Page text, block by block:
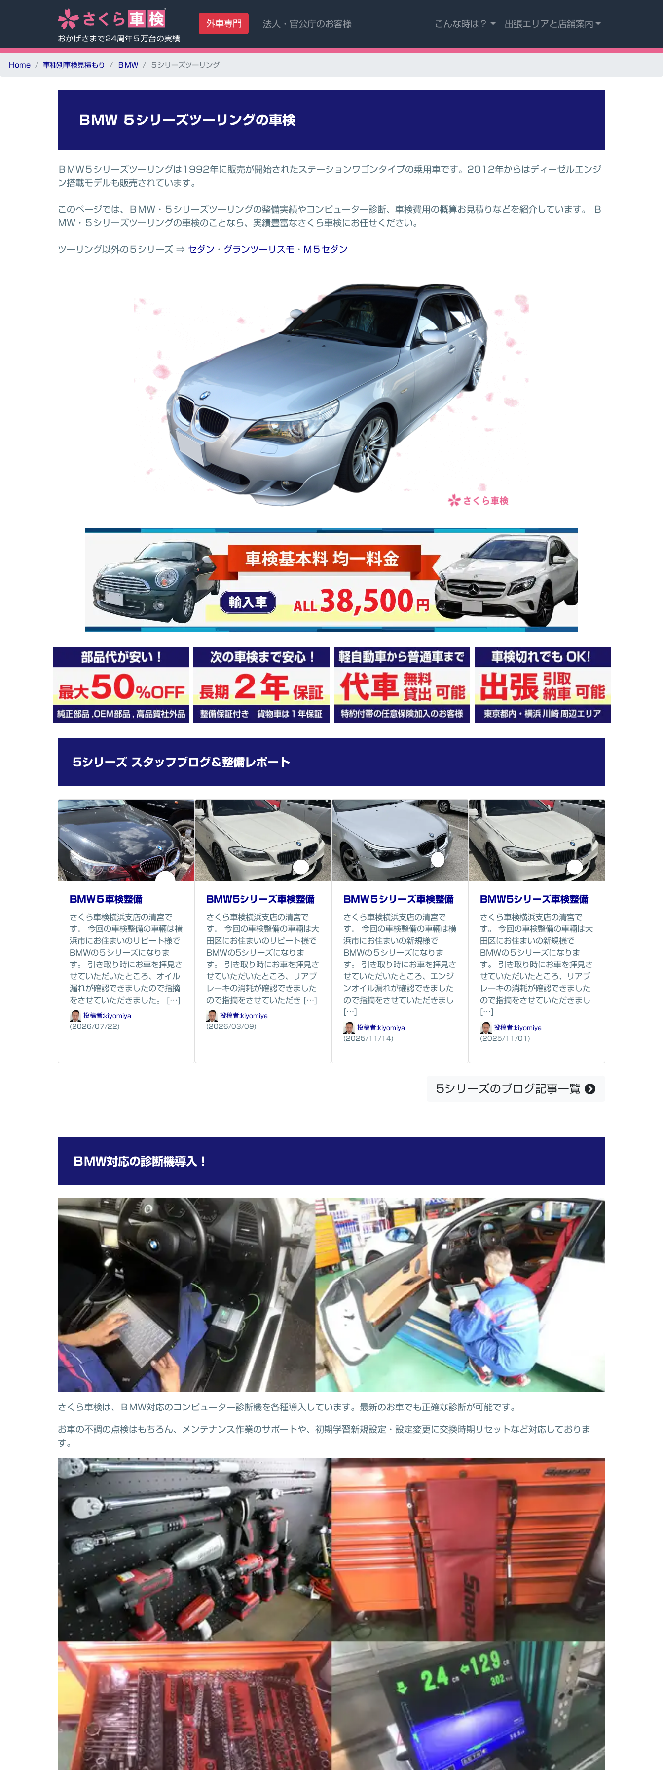
おかげさまで24周年５万台の実績
外車専門 法人・官公庁のお客様 こんな時は？ 出張エリアと店舗案内
Home 車種別車検見積もり ＢＭＷ ５シリーズツーリング
ＢＭＷ ５シリーズツーリングの車検
ＢＭＷ５シリーズツーリングは1992年に販売が開始されたステーションワゴンタイプの乗用車です。2012年からはディーゼルエンジ
ン搭載モデルも販売されています。
このページでは、ＢＭＷ・５シリーズツーリングの整備実績やコンピューター診断、車検費用の概算お見積りなどを紹介しています。 Ｂ
ＭＷ・５シリーズツーリングの車検のことなら、実績豊富なさくら車検にお任せください。
ツーリング以外の５シリーズ ⇒ セダン ・ グランツーリスモ ・ Ｍ５セダン
5シリーズ スタッフブログ＆整備レポート
BMW５車検整備
さくら車検横浜支店の清宮で
す。 今回の車検整備の車輛は横
浜市にお住まいのリピート様で
BMWの５シリーズになりま
す。 引き取り時にお車を拝見さ
せていただいたところ、オイル
漏れが確認できましたので指摘
をさせていただきました。 […]
投稿者:kiyomiya
(2026/07/22)
BMW5シリーズ車検整備
さくら車検横浜支店の清宮で
す。 今回の車検整備の車輛は大
田区にお住まいのリピート様で
BMWの5シリーズになりま
す。 引き取り時にお車を拝見さ
せていただいたところ、リアブ
レーキの消耗が確認できました
ので指摘をさせていただき […]
投稿者:kiyomiya
(2026/03/09)
BMW５シリーズ車検整備
さくら車検横浜支店の清宮で
す。 今回の車検整備の車輛は横
浜市にお住まいの新規様で
BMWの５シリーズになりま
す。 引き取り時にお車を拝見さ
せていただいたところ、エンジ
ンオイル漏れが確認できました
ので指摘をさせていただきまし
[…]
投稿者:kiyomiya
(2025/11/14)
BMW5シリーズ車検整備
さくら車検横浜支店の清宮で
す。 今回の車検整備の車輛は大
田区にお住まいの新規様で
BMWの５シリーズになりま
す。 引き取り時にお車を拝見さ
せていただいたところ、リアブ
レーキの消耗が確認できました
ので指摘をさせていただきまし
[…]
投稿者:kiyomiya
(2025/11/01)
5シリーズのブログ記事一覧
ＢＭＷ対応の診断機導入！
さくら車検は、ＢＭＷ対応のコンピューター診断機を各種導入しています。最新のお車でも正確な診断が可能です。
お車の不調の点検はもちろん、メンテナンス作業のサポートや、初期学習新規設定・設定変更に交換時期リセットなど対応しておりま
す。